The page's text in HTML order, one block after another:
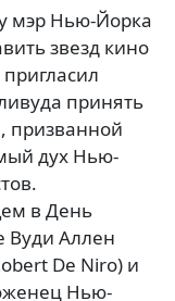
мэр Нью-Йорка
звезд кино
принять
призванной
дух Нью-
в День
Вуди Аллен
De Niro) и
Нью-